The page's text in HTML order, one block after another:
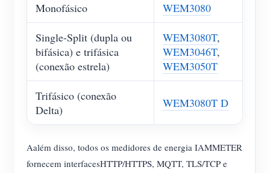
Monofásico WEM3080
Single-Split (dupla ou
bifásica) e trifásica
(conexão estrela)
WEM3080T,
WEM3046T,
WEM3050T
Trifásico (conexão
Delta)
WEM3080T D
Aalém disso, todos os medidores de energia IAMMETER
fornecem interfacesHTTP/HTTPS, MQTT, TLS/TCP e